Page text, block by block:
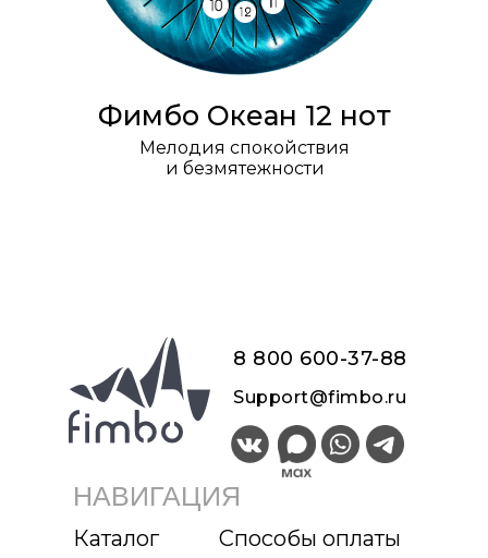
Фимбо Океан 12 нот
Мелодия спокойствия
и безмятежности
Каталог
НАВИГАЦИЯ
Способы оплаты
8 800 600-37-88
Support@fimbo.ru